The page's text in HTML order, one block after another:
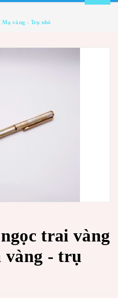
vàng - Trụ nhỏ
trai vàng
vàng - trụ